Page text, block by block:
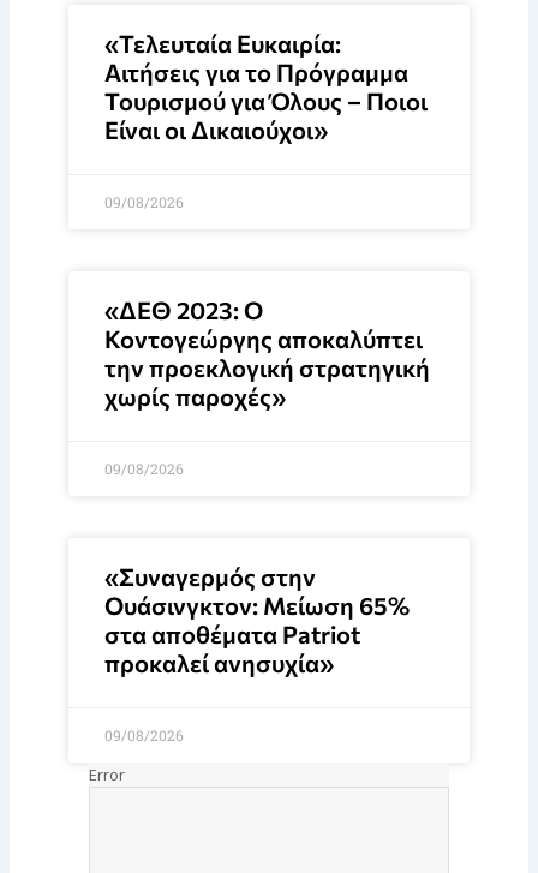
«Τελευταία Ευκαιρία:
Αιτήσεις για το Πρόγραμμα
Τουρισμού για Όλους – Ποιοι
Είναι οι Δικαιούχοι»
09/08/2026
«ΔΕΘ 2023: Ο
Κοντογεώργης αποκαλύπτει
την προεκλογική στρατηγική
χωρίς παροχές»
09/08/2026
«Συναγερμός στην
Ουάσινγκτον: Μείωση 65%
στα αποθέματα Patriot
προκαλεί ανησυχία»
09/08/2026